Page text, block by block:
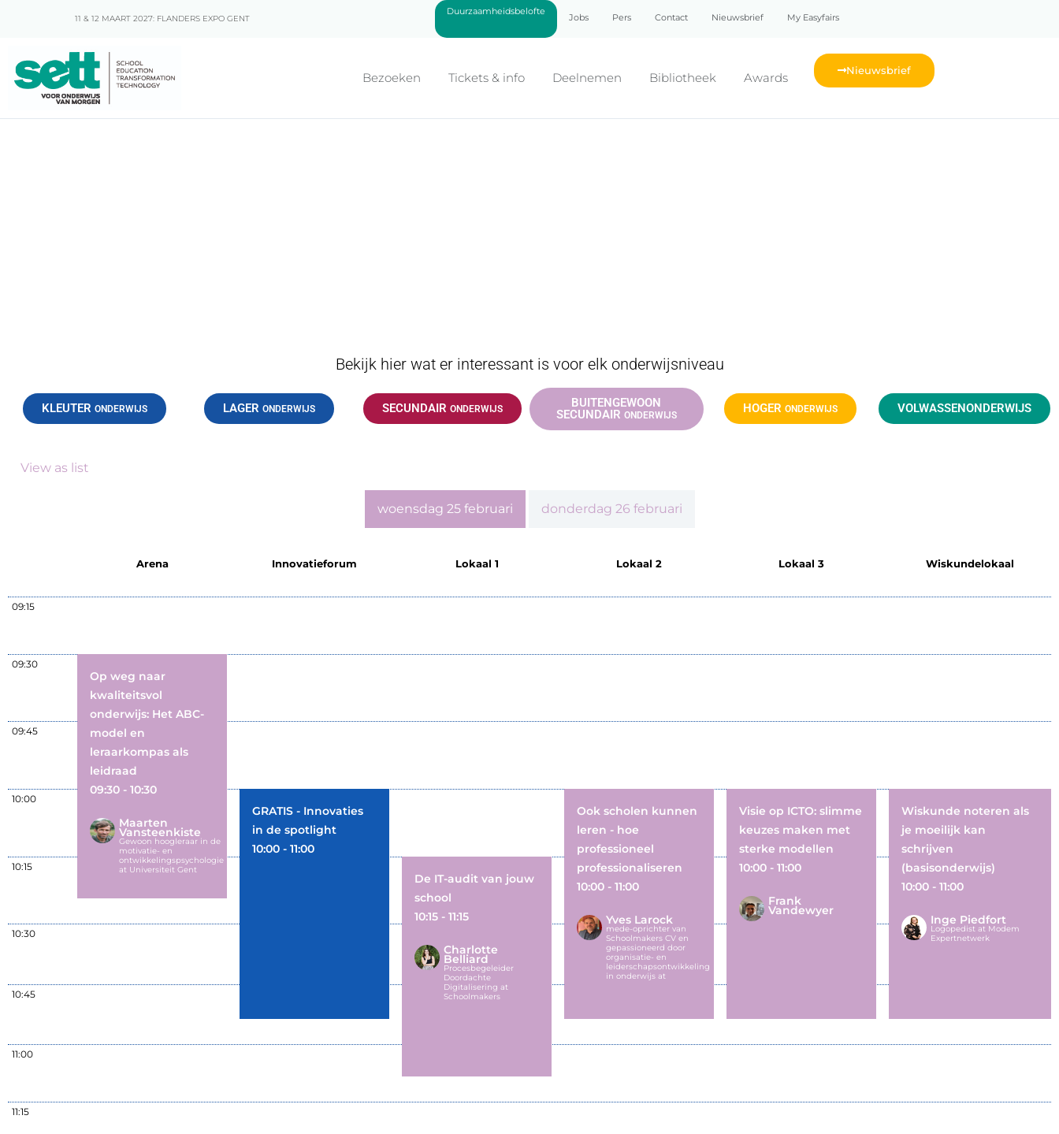
11 & 12 MAART 2027: FLANDERS EXPO GENT
Duurzaamheidsbelofte
Jobs Pers Contact Nieuwsbrief My Easyfairs
Bezoeken Tickets & info Deelnemen Bibliotheek Awards
Nieuwsbrief
Bekijk hier wat er interessant is voor elk onderwijsniveau
KLEUTERONDERWIJS LAGER ONDERWIJS SECUNDAIRONDERWIJS
BUITENGEWOON
SECUNDAIR ONDERWIJS HOGERONDERWIJS VOLWASSENONDERWIJS
View as list
woensdag 25 februari donderdag 26 februari
Op weg naar
kwaliteitsvol
onderwijs: Het ABC-
model en
leraarkompas als
leidraad
09:30 - 10:30
Maarten
Vansteenkiste
Gewoon hoogleraar in de
motivatie- en
ontwikkelingspsychologie
at Universiteit Gent
Visie op ICTO: slimme
keuzes maken met
sterke modellen
10:00 - 11:00
Frank
Vandewyer
Wiskunde noteren als
je moeilijk kan
schrijven
(basisonderwijs)
10:00 - 11:00
Inge Piedfort
Logopedist at Modem
Expertnetwerk
Ook scholen kunnen
leren - hoe
professioneel
professionaliseren
10:00 - 11:00
Yves Larock
mede-oprichter van
Schoolmakers CV en
gepassioneerd door
organisatie- en
leiderschapsontwikkeling
in onderwijs at
GRATIS - Innovaties
in de spotlight
10:00 - 11:00
De IT-audit van jouw
school
10:15 - 11:15
Charlotte
Belliard
Procesbegeleider
Doordachte
Digitalisering at
Schoolmakers
Arena Innovatieforum Lokaal 1 Lokaal 2 Lokaal 3 Wiskundelokaal
09:15
09:30
09:45
10:00
10:15
10:30
10:45
11:00
11:15